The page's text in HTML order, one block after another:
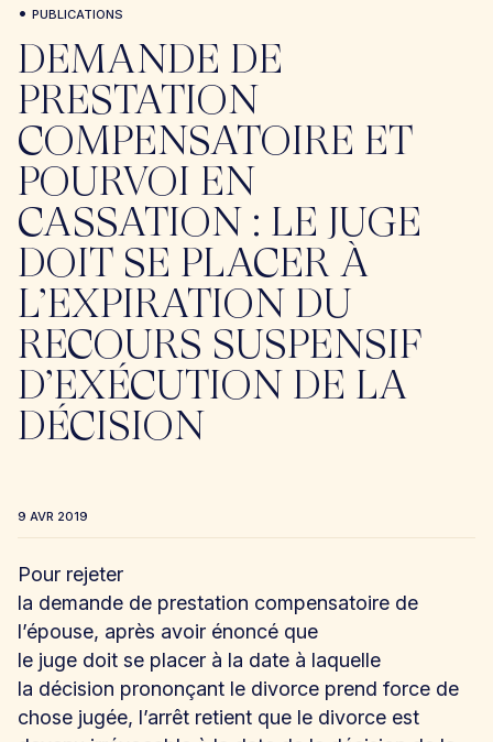
• PUBLICATIONS
DEMANDE DE
PRESTATION
COMPENSATOIRE ET
POURVOI EN
CASSATION : LE JUGE
DOIT SE PLACER À
L’EXPIRATION DU
RECOURS SUSPENSIF
D’EXÉCUTION DE LA
DÉCISION
9 AVR 2019
Pour rejeter
la demande de prestation compensatoire de
l’épouse, après avoir énoncé que
le juge doit se placer à la date à laquelle
la décision prononçant le divorce prend force de
chose jugée, l’arrêt retient que le divorce est